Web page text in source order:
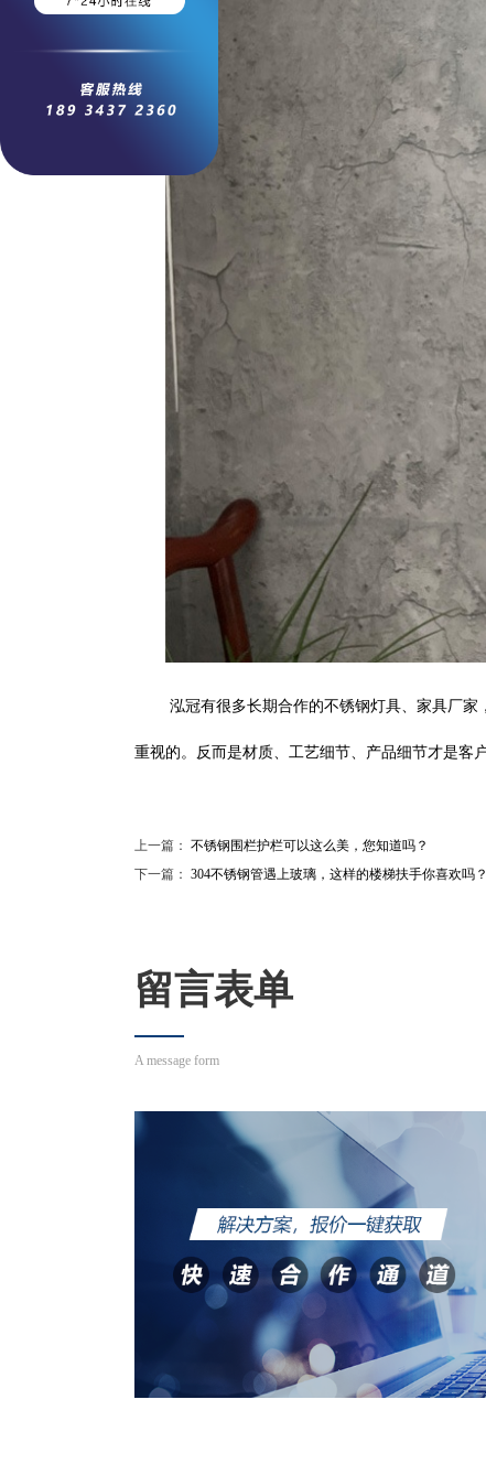
泓冠有很多长期合作的不锈钢灯具、家具厂家
重视的。反而是材质、工艺细节、产品细节才是客
上一篇： 不锈钢围栏护栏可以这么美，您知道吗？
下一篇： 304不锈钢管遇上玻璃，这样的楼梯扶手你喜欢吗？
留言表单
A message form